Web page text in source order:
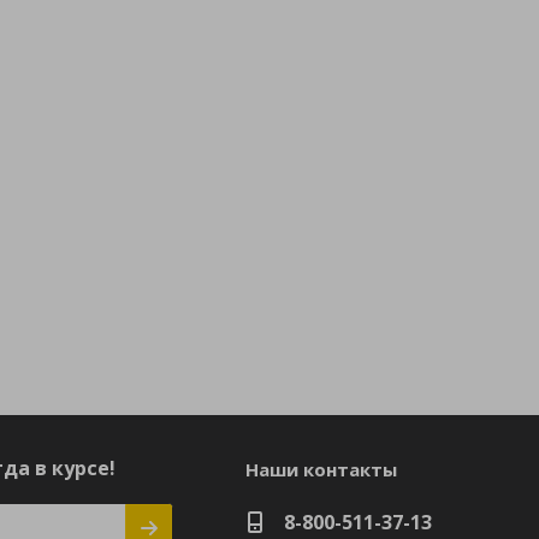
в курсе! Наши контакты
8-800-511-37-13